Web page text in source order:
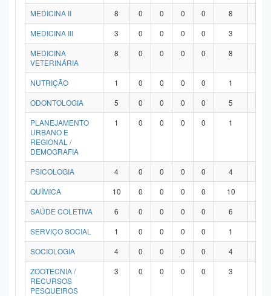
MEDICINA II
8 0 0 0 0 8
MEDICINA III
3 0 0 0 0 3
MEDICINA
VETERINÁRIA
8 0 0 0 0 8
NUTRIÇÃO 1 0 0 0 0 1
ODONTOLOGIA
5 0 0 0 0 5
PLANEJAMENTO
URBANO E
REGIONAL /
DEMOGRAFIA
1 0 0 0 0 1
PSICOLOGIA 4 0 0 0 0 4
QUÍMICA
10 0 0 0 0 10
SAÚDE COLETIVA
6 0 0 0 0 6
SERVIÇO SOCIAL
1 0 0 0 0 1
SOCIOLOGIA
4 0 0 0 0 4
ZOOTECNIA /
RECURSOS
PESQUEIROS
3 0 0 0 0 3